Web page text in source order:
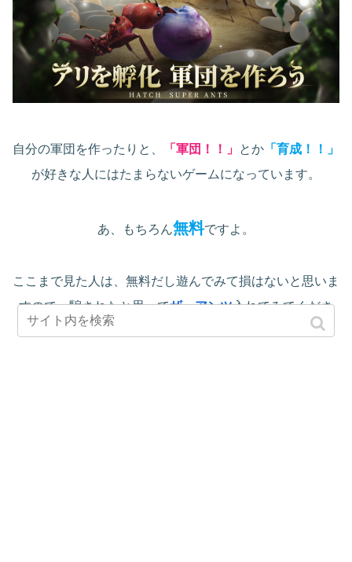
自分の軍団を作ったりと、 「軍団！！」 とか 「育成！！」
が好きな人にはたまらないゲームになっています。
あ、もちろん無料ですよ。
ここまで見た人は、無料だし遊んでみて損はないと思いま
すので、騙されたと思ってザ・アンツ入れてみてくださ